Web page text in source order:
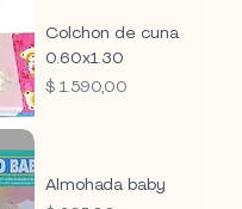
Colchon de cuna
0.60x1.30
Precio
$ 1.590,00
Almohada baby